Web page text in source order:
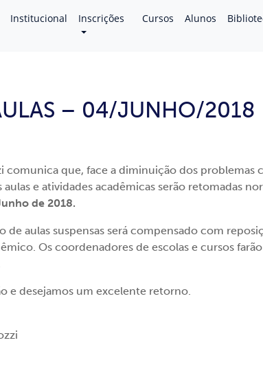
Institucional Inscrições Cursos Alunos
– 04/JUNHO/2018
comunica que, face a diminuição dos problemas
e atividades acadêmicas serão retomadas
de 2018.
de aulas suspensas será compensado com
Os coordenadores de escolas e cursos
e desejamos um excelente retorno.